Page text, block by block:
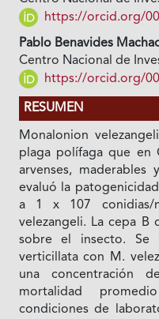
https://orcid.org/
Pablo Benavides
Centro Nacional de
https://orcid.org/
RESUMEN
Monalonion
plaga polífaga que en
arvenses, maderables
evaluó la
a 1 x 107 conidias/
velezangeli. La cepa B
sobre el insecto. Se
verticillata con M.
una concentración
mortalidad
condiciones de